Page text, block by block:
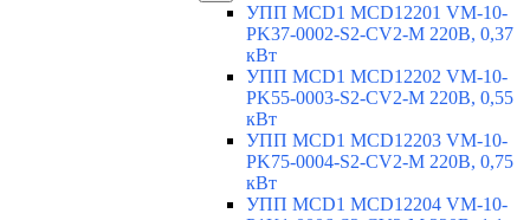
УПП MCD1 MCD12201 VM-10-
PK37-0002-S2-CV2-M 220В, 0,37
кВт
УПП MCD1 MCD12202 VM-10-
PK55-0003-S2-CV2-M 220В, 0,55
кВт
УПП MCD1 MCD12203 VM-10-
PK75-0004-S2-CV2-M 220В, 0,75
кВт
УПП MCD1 MCD12204 VM-10-